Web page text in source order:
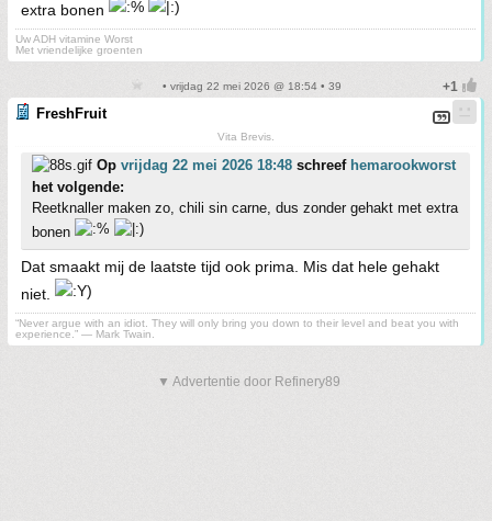
extra bonen
Uw ADH vitamine Worst
Met vriendelijke groenten
• vrijdag 22 mei 2026 @ 18:54 • 39
FreshFruit
Vita Brevis.
Op vrijdag 22 mei 2026 18:48 schreef hemarookworst
het volgende:
Reetknaller maken zo, chili sin carne, dus zonder gehakt met extra
bonen
Dat smaakt mij de laatste tijd ook prima. Mis dat hele gehakt
niet.
“Never argue with an idiot. They will only bring you down to their level and beat you with
experience.” ― Mark Twain.
▼ Advertentie door Refinery89